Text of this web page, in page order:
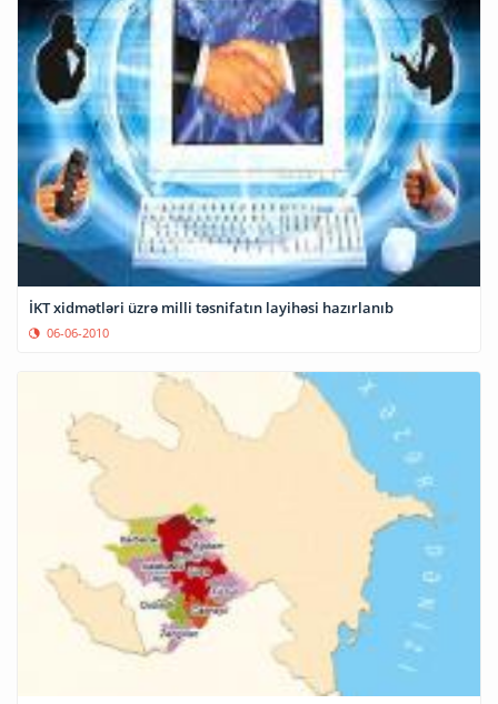
İKT xidmətləri üzrə milli təsnifatın layihəsi hazırlanıb
06-06-2010